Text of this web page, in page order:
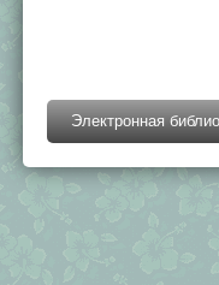
Электронная